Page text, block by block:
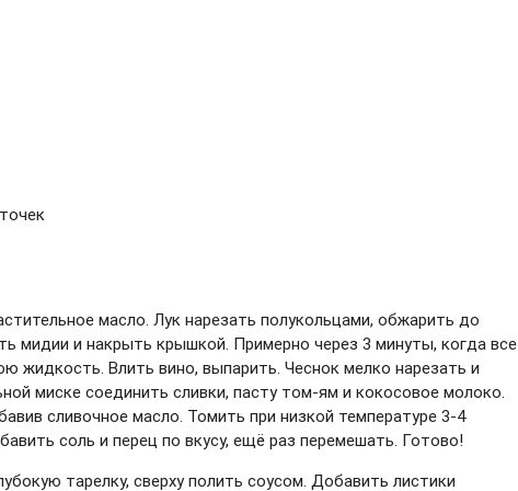
масло. Лук нарезать полукольцами, обжарить до
мидии и накрыть крышкой. Примерно через 3 минуты, когда все
жидкость. Влить вино, выпарить. Чеснок мелко нарезать и
миске соединить сливки, пасту том-ям и кокосовое молоко.
сливочное масло. Томить при низкой температуре 3-4
соль и перец по вкусу, ещё раз перемешать. Готово!
тарелку, сверху полить соусом. Добавить листики